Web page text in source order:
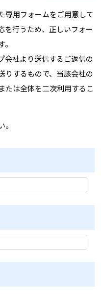
専用フォームをご用意して
を行うため、正しいフォー
会社より送信するご返信の
りするもので、当該会社の
たは全体を二次利用するこ